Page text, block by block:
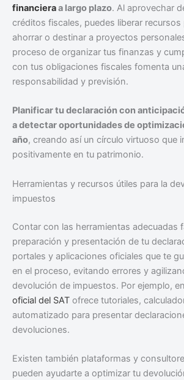
financieraa largo plazo. Al aprovechar
créditos fiscales, puedes liberar recursos
ahorrar o destinar a proyectos
proceso de organizar tus finanzas y
con tus obligaciones fiscales fomenta
responsabilidad y previsión.
Planificar tu declaración con
a detectar oportunidades de
año, creando así un círculo virtuoso que
positivamente en tu patrimonio.
Herramientas y recursos útiles para la
impuestos
Contar con las herramientas adecuadas
preparación y presentación de tu
portales y aplicaciones oficiales que te
en el proceso, evitando errores y
devolución de impuestos. Por ejemplo,
oficial del SAT ofrece tutoriales,
automatizado para presentar
devoluciones.
Existen también plataformas y
pueden ayudarte a optimizar tu